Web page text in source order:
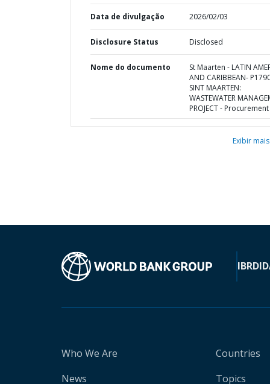
Data de divulgação 2026/02/03
Disclosure Status Disclosed
Nome do documento
St Maarten - LATIN
AND CARIBBEAN-
SINT MAARTEN:
WASTEWATER
PROJECT -
Exibir mais
IBRD
Who We Are
News
Countries
Topics